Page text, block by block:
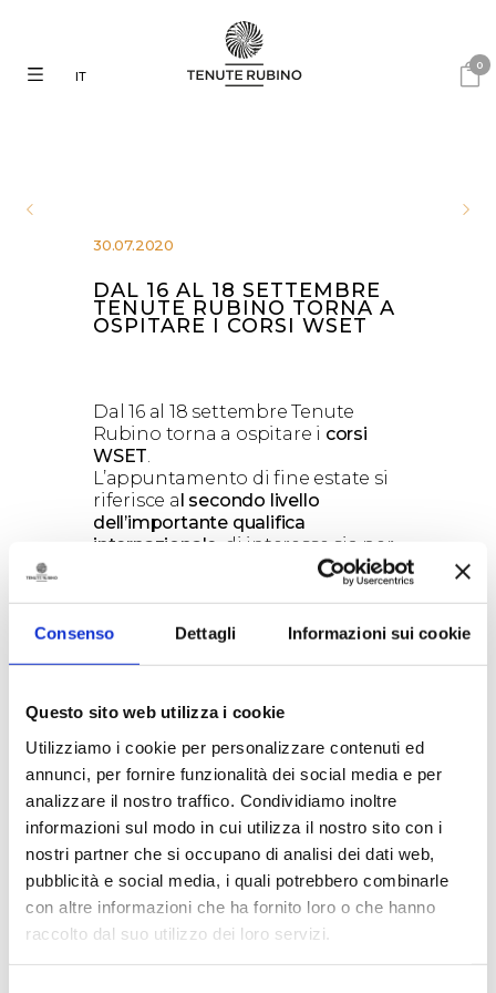
Consenso Dettagli Informazioni sui cookie
Questo sito web utilizza i cookie
Utilizziamo i cookie per personalizzare contenuti ed
annunci, per fornire funzionalità dei social media e per
analizzare il nostro traffico. Condividiamo inoltre
informazioni sul modo in cui utilizza il nostro sito con i
nostri partner che si occupano di analisi dei dati web,
pubblicità e social media, i quali potrebbero combinarle
con altre informazioni che ha fornito loro o che hanno
raccolto dal suo utilizzo dei loro servizi.
0
IT
30.07.2020
DAL 16 AL 18 SETTEMBRE
TENUTE RUBINO TORNA A
OSPITARE I CORSI WSET
Dal 16 al 18 settembre Tenute
Rubino torna a ospitare i corsi
WSET
L’appuntamento di fine estate si
riferisce al secondo livello
dell’importante qualifica
internazionale , di interesse sia per
gli appassionati del mondo del
vino che intendono acquisire
maggiore consapevolezza, ma
soprattutto aiprofessionisti del
professionalizzazione e
competitività.
IlWine & Spirit Education Trust
(WSET)è il leader mondiale nella
distillati e sake, sviluppa percorsi
formativi qualificanti, riconosciuti
dalle maggiori organizzazioni
internazionali del settore
beverage.